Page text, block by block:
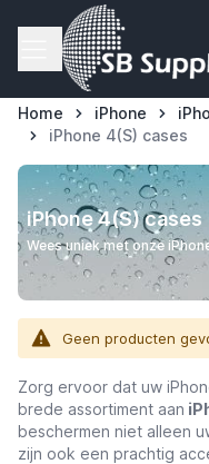
Ga naar de inhoud
Home iPhone
iPhone 4(S) cases
iPhone 4(S) cases
Wees uniek met onze
Geen producten
Zorg ervoor dat uw
brede assortiment aan
beschermen niet alleen
zijn ook een prachtig